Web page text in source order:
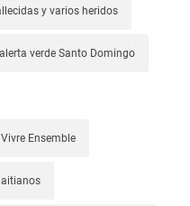
y varios heridos
alerta verde Santo Domingo
Ensemble